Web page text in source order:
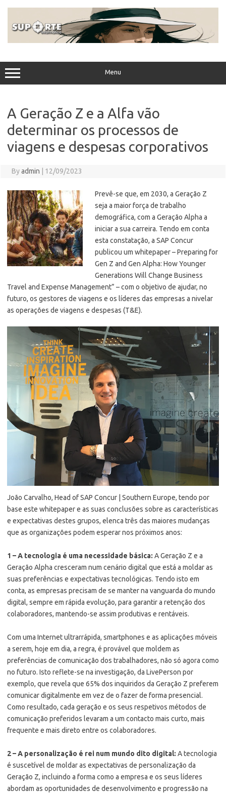
Menu
A Geração Z e a Alfa vão
determinar os processos de
viagens e despesas corporativos
Byadmin 12/09/2023
Prevê-se que, em 2030, a Geração Z
seja a maior força de trabalho
demográfica, com a Geração Alpha a
iniciar a sua carreira. Tendo em conta
esta constatação, a SAP Concur
publicou um whitepaper – Preparing for
Gen Z and Gen Alpha: How Younger
Generations Will Change Business
Travel and Expense Management” – com o objetivo de ajudar, no
futuro, os gestores de viagens e os líderes das empresas a nivelar
as operações de viagens e despesas (T&E).
João Carvalho, Head of SAP Concur | Southern Europe, tendo por
base este whitepaper e as suas conclusões sobre as características
e expectativas destes grupos, elenca três das maiores mudanças
que as organizações podem esperar nos próximos anos:
1 – A tecnologia é uma necessidade básica: A Geração Z e a
Geração Alpha cresceram num cenário digital que está a moldar as
suas preferências e expectativas tecnológicas. Tendo isto em
conta, as empresas precisam de se manter na vanguarda do mundo
digital, sempre em rápida evolução, para garantir a retenção dos
colaboradores, mantendo-se assim produtivas e rentáveis.
Com uma Internet ultrarrápida, smartphones e as aplicações móveis
a serem, hoje em dia, a regra, é provável que moldem as
preferências de comunicação dos trabalhadores, não só agora como
no futuro. Isto reflete-se na investigação, da LivePerson por
exemplo, que revela que 65% dos inquiridos da Geração Z preferem
comunicar digitalmente em vez de o fazer de forma presencial.
Como resultado, cada geração e os seus respetivos métodos de
comunicação preferidos levaram a um contacto mais curto, mais
frequente e mais direto entre os colaboradores.
2 – A personalização é rei num mundo dito digital: A tecnologia
é suscetível de moldar as expectativas de personalização da
Geração Z, incluindo a forma como a empresa e os seus líderes
abordam as oportunidades de desenvolvimento e progressão na